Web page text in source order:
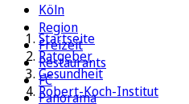
Köln
Region
Freizeit
Restaurants
FC
Panorama
Startseite
Ratgeber
Gesundheit
Robert-Koch-Institut